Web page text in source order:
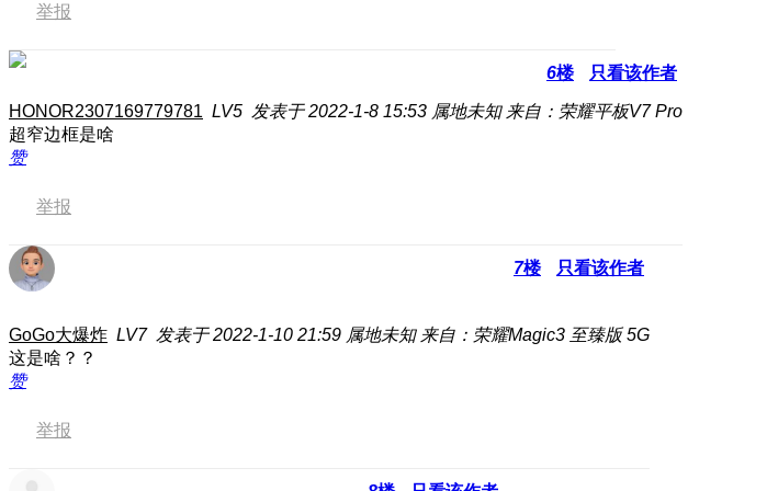
举报
6楼 只看该作者
HONOR2307169779781 LV5 发表于 2022-1-8 15:53 属地未知 来自：荣耀平板V7 Pro
超窄边框是啥
赞
举报
7楼 只看该作者
GoGo大爆炸 LV7 发表于 2022-1-10 21:59 属地未知 来自：荣耀Magic3 至臻版 5G
这是啥？？
赞
举报